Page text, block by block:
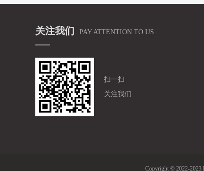
关注我们 PAY ATTENTION TO US
扫一扫
关注我们
Copyright © 2022-2023